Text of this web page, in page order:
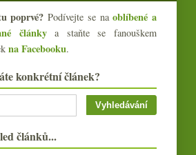
poprvé? Podívejte se naoblíbené a
článkya staňte se fanouškem
na Facebooku.
konkrétní článek?
článků...